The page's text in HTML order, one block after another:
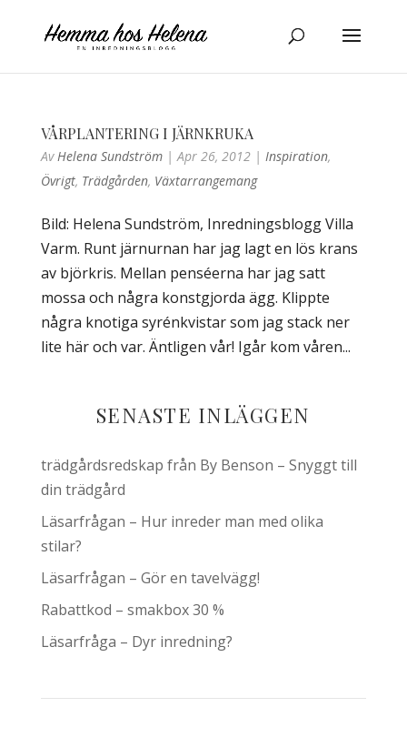
VÅRPLANTERING I JÄRNKRUKA
AvHelena Sundström|Apr 26, 2012| Inspiration,
Övrigt, Trädgården, Växtarrangemang
Bild: Helena Sundström, Inredningsblogg Villa
Varm. Runt järnurnan har jag lagt en lös krans
av björkris. Mellan penséerna har jag satt
mossa och några konstgjorda ägg. Klippte
några knotiga syrénkvistar som jag stack ner
lite här och var. Äntligen vår! Igår kom våren...
SENASTE INLÄGGEN
trädgårdsredskap från By Benson – Snyggt till
din trädgård
Läsarfrågan – Hur inreder man med olika
stilar?
Läsarfrågan – Gör en tavelvägg!
Rabattkod – smakbox 30 %
Läsarfråga – Dyr inredning?